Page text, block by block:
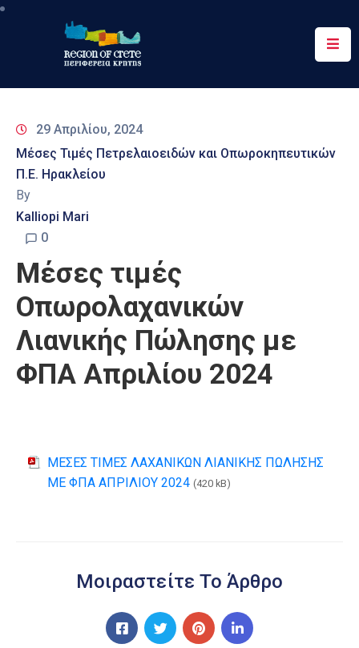
Περιφέρεια
&
Δράσεις
Ψηφιακές
Υπηρεσίες
Επικοινωνία
29 Απριλίου, 2024
Μέσες Τιμές Πετρελαιοειδών και Οπωροκηπευτικών
Π.Ε. Ηρακλείου
By
Kalliopi Mari
0
Μέσες τιμές
Οπωρολαχανικών
Λιανικής Πώλησης με
ΦΠΑ Απριλίου 2024
ΜΕΣΕΣ ΤΙΜΕΣ ΛΑΧΑΝΙΚΩΝ ΛΙΑΝΙΚΗΣ ΠΩΛΗΣΗΣ
ME ΦΠΑ ΑΠΡΙΛΙΟΥ 2024 (420 kB)
Μοιραστείτε Το Άρθρο